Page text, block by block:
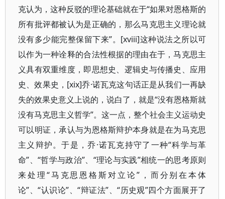
克认为，这种反驳的理论基础就在于“如果对恩格斯的
所有批评都被认为是正确的，那么马克思主义理论就
没有多少能完整保留下来”。[xviii]这种说法之所以可
以作为一种诠释的合法性根据的理由在于，马克思主
义具有双重维度，即思想史、逻辑史与传播史、应用
史、效果史，[xix]乔·诺瓦克这句话正是从我们一再缺
失的效果史意义上说的，说白了，就是“没有恩格斯就
没有马克思主义哲学”。这一点，整个社会主义运动史
可以明证，承认与为恩格斯辩护本身就是在为马克思
主义辩护。于是，乔·诺瓦克持守了一种“科学与革
命”、“哲学与政治”、“理论与实践”相统一的思考原则
来处理“马克思恩格斯对立论”，而分别在本体
论”、“认识论”、“辩证法”、“历史观”四个方面展开了